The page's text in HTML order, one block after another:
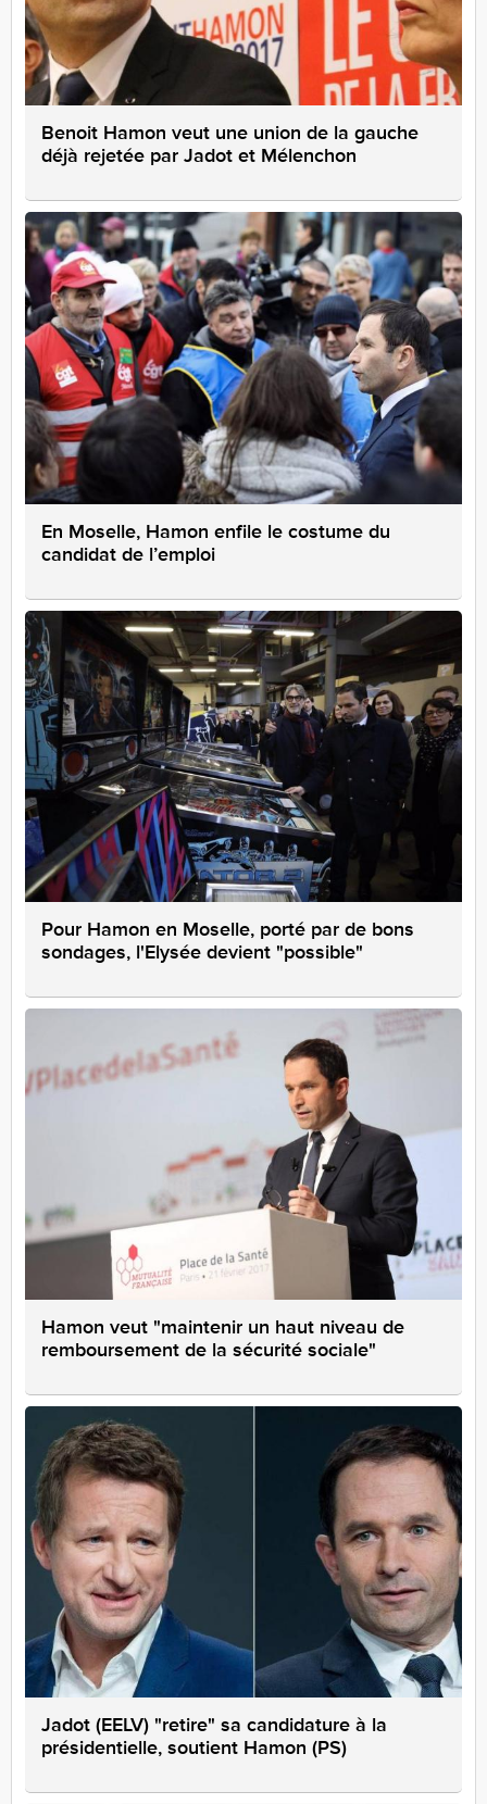
Benoit Hamon veut une union de la gauche
déjà rejetée par Jadot et Mélenchon
En Moselle, Hamon enfile le costume du
candidat de l’emploi
Pour Hamon en Moselle, porté par de bons
sondages, l'Elysée devient "possible"
Hamon veut "maintenir un haut niveau de
remboursement de la sécurité sociale"
Jadot (EELV) "retire" sa candidature à la
présidentielle, soutient Hamon (PS)